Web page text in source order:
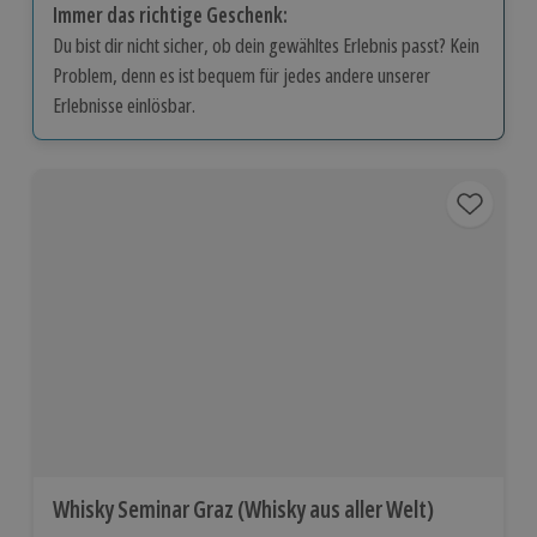
Immer das richtige Geschenk:
Du bist dir nicht sicher, ob dein gewähltes Erlebnis passt? Kein
Problem, denn es ist bequem für jedes andere unserer
Erlebnisse einlösbar.
Whisky Seminar Graz (Whisky aus aller Welt)